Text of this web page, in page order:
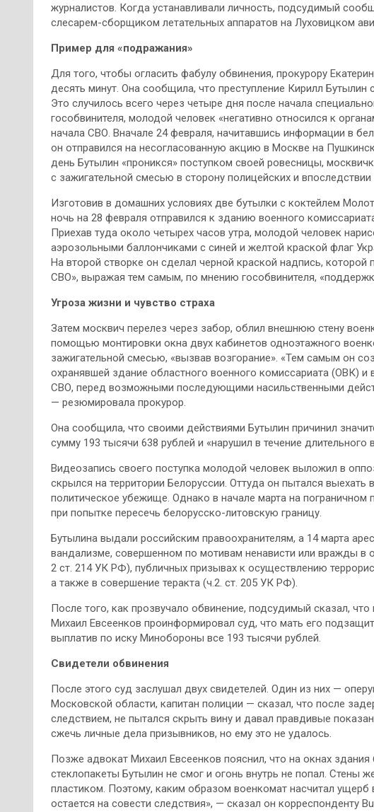
журналистов. Когда устанавливали личность, подсудимый
слесарем-сборщиком летательных аппаратов на Луховицком
Пример для «подражания»
Для того, чтобы огласить фабулу обвинения, прокурору
десять минут. Она сообщила, что преступление Кирилл Бутылин
Это случилось всего через четыре дня после начала
гособвинителя, молодой человек «негативно относился к
начала СВО. Вначале 24 февраля, начитавшись информации в
он отправился на несогласованную акцию в Москве на
день Бутылин «проникся» поступком своей ровесницы,
с зажигательной смесью в сторону полицейских и
Изготовив в домашних условиях две бутылки с коктейлем
ночь на 28 февраля отправился к зданию военного
Приехав туда около четырех часов утра, молодой человек
аэрозольными баллончиками с синей и желтой краской флаг
На второй створке он сделал черной краской надпись, которой
СВО», выражая тем самым, по мнению гособвинителя,
Угроза жизни и чувство страха
Затем москвич перелез через забор, облил внешнюю стену
помощью монтировки окна двух кабинетов одноэтажного
зажигательной смесью, «вызвав возгорание». «Тем самым он
охранявшей здание областного военного комиссариата (ОВК)
СВО, перед возможными последующими насильственными
— резюмировала прокурор.
Она сообщила, что своими действиями Бутылин причинил
сумму 193 тысячи 638 рублей и «нарушил в течение длительного
Видеозапись своего поступка молодой человек выложил в
скрылся на территории Белоруссии. Оттуда он пытался выехать
политическое убежище. Однако в начале марта на пограничном
при попытке пересечь белорусско-литовскую границу.
Бутылина выдали российским правоохранителям, а 14 марта
вандализме, совершенном по мотивам ненависти или вражды в
2 ст. 214 УК РФ), публичных призывах к осуществлению
а также в совершение теракта (ч.2. ст. 205 УК РФ).
После того, как прозвучало обвинение, подсудимый сказал,
Михаил Евсеенков проинформировал суд, что мать его
выплатив по иску Минобороны все 193 тысячи рублей.
Свидетели обвинения
После этого суд заслушал двух свидетелей. Один из них —
Московской области, капитан полиции — сказал, что после
следствием, не пытался скрыть вину и давал правдивые
сжечь личные дела призывников, но ему это не удалось.
Позже адвокат Михаил Евсеенков пояснил, что на окнах
стеклопакеты Бутылин не смог и огонь внутрь не попал.
пластиком. Поэтому, каким образом военкомат насчитал ущерб
остается на совести следствия», — сказал он корреспонденту